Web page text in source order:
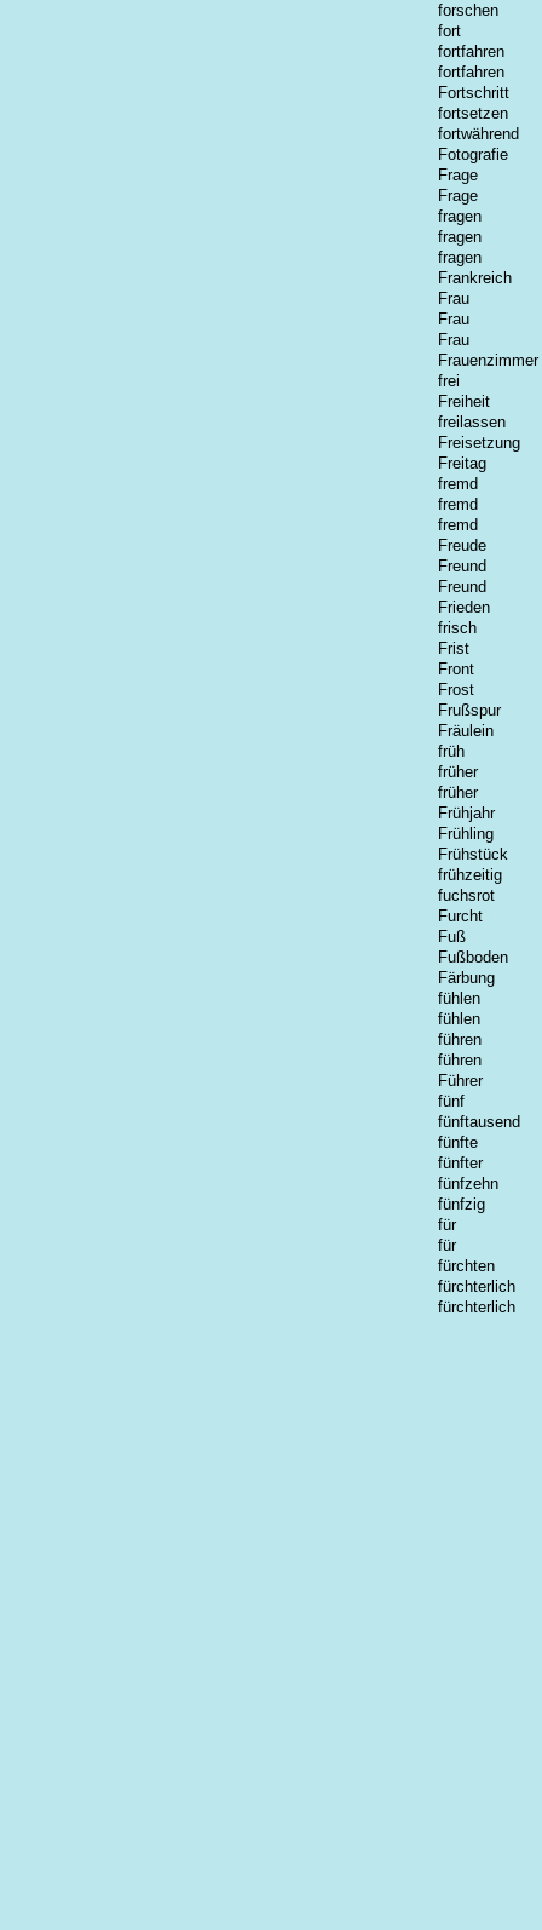
forschen
fort
fortfahren
fortfahren
Fortschritt
fortsetzen
fortwährend
Fotografie
Frage
Frage
fragen
fragen
fragen
Frankreich
Frau
Frau
Frau
Frauenzimmer
frei
Freiheit
freilassen
Freisetzung
Freitag
fremd
fremd
fremd
Freude
Freund
Freund
Frieden
frisch
Frist
Front
Frost
Frußspur
Fräulein
früh
früher
früher
Frühjahr
Frühling
Frühstück
frühzeitig
fuchsrot
Furcht
Fuß
Fußboden
Färbung
fühlen
fühlen
führen
führen
Führer
fünf
fünftausend
fünfte
fünfter
fünfzehn
fünfzig
für
für
fürchten
fürchterlich
fürchterlich